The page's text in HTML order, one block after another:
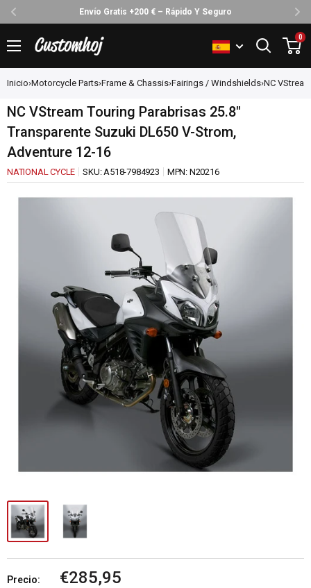
Envío Gratis +200 € – Rápido Y Seguro
directamente
al
contenido
Customhoj
0
Inicio›Motorcycle Parts›Frame & Chassis›Fairings / Windshields›NC
NC VStream Touring Parabrisas 25.8"
Transparente Suzuki DL650 V-Strom,
Adventure 12-16
NATIONAL CYCLE SKU:A518-7984923 MPN: N20216
Precio:
Precio
€285,95